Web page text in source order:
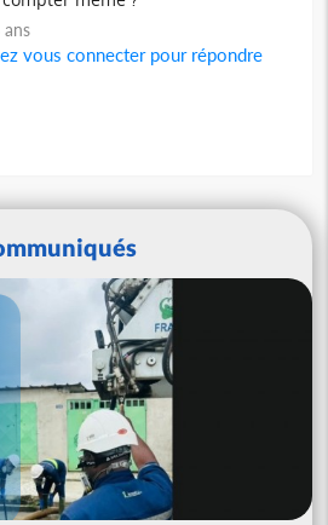
ans
vous connecter pour répondre